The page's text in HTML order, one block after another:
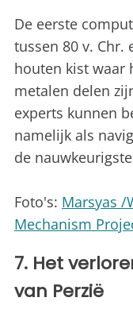
De eerste
tussen 80 v. Chr.
houten kist waar
metalen delen
experts kunnen
namelijk als
de
Foto's: Marsyas /
Mechanism
7. Het
van Perzië